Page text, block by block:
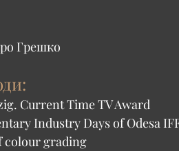
Грешко
Current Time TV Award
Industry Days of Odesa
colour grading